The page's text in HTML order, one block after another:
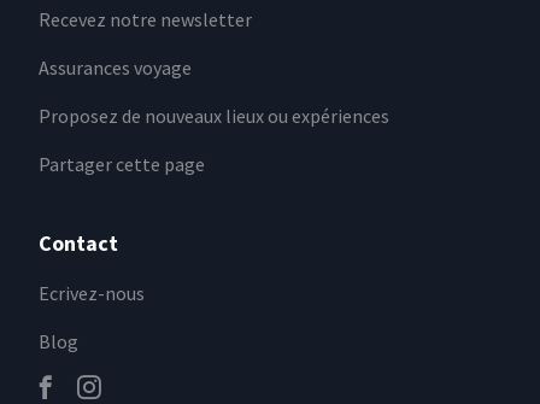
Recevez notre newsletter
Assurances voyage
Proposez de nouveaux lieux ou expériences
Partager cette page
Contact
Ecrivez-nous
Blog